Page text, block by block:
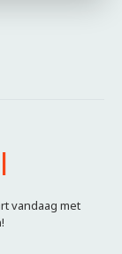
vandaag met